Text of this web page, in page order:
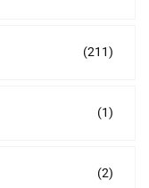
(211)
(1)
(2)